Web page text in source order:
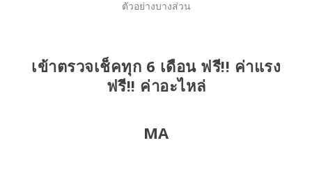
ตัวอย่างบางส่วน
เข้าตรวจเช็คทุก 6 เดือน ฟรี!! ค่าแรง
ฟรี!! ค่าอะไหล่
MA